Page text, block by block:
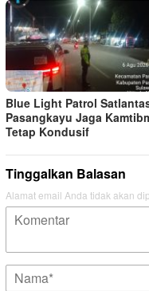
Blue Light Patrol
Pasangkayu Jaga
Tetap Kondusif
Tinggalkan Balasan
Alamat email Anda tidak akan